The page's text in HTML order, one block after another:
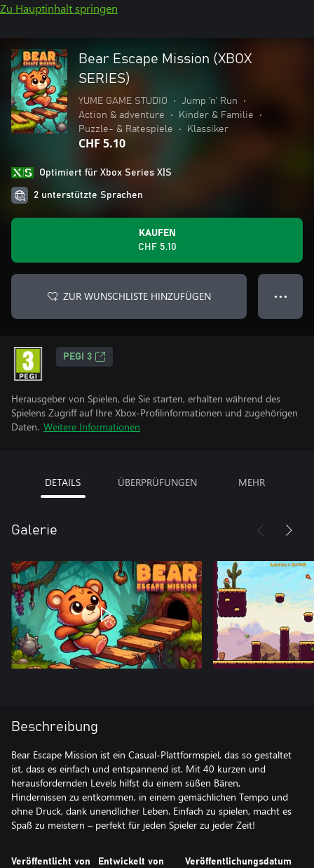
Zu Hauptinhalt springen
Bear Escape Mission (XBOX
SERIES)
YUME GAME STUDIO • Jump ’n’ Run
•
Action & adventure
• Kinder & Familie
•
Puzzle- & Ratespiele
• Klassiker
CHF 5.10
Optimiert für Xbox Series X|S
2 unterstützte Sprachen
KAUFEN
CHF 5.10
ZUR WUNSCHLISTE HINZUFÜGEN ● ● ●
PEGI 3
Herausgeber von Spielen, die Sie starten, erhalten während des
Spielens Zugriff auf Ihre Xbox-Profilinformationen und zugehörigen
Daten. Weitere Informationen
DETAILS ÜBERPRÜFUNGEN MEHR
Galerie
Beschreibung
Bear Escape Mission ist ein Casual-Plattformspiel, das so gestaltet
ist, dass es einfach und entspannend ist. Mit 40 kurzen und
herausfordernden Levels hilfst du einem süßen Bären,
Hindernissen zu entkommen, in einem gemächlichen Tempo und
ohne Druck, dank unendlicher Leben. Einfach zu spielen, macht es
Spaß zu meistern – perfekt für jeden Spieler zu jeder Zeit!
Veröffentlicht von Entwickelt von Veröffentlichungsdatum